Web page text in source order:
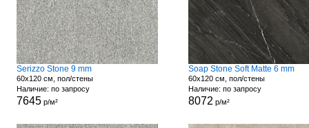
Serizzo Stone 9 mm
60x120 см, пол/стены
Наличие: по запросу
7645р/м²
Soap Stone Soft Matte 6 mm
60x120 см, пол/стены
Наличие: по запросу
8072 р/м²